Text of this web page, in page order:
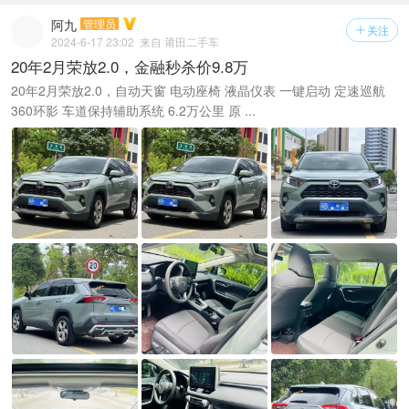
 关注
阿九 管理员
2024-6-17 23:02 来自 莆田二手车
20年2月荣放2.0，金融秒杀价9.8万
20年2月荣放2.0，自动天窗 电动座椅 液晶仪表 一键启动 定速巡航
360环影 车道保持辅助系统 6.2万公里 原 ...